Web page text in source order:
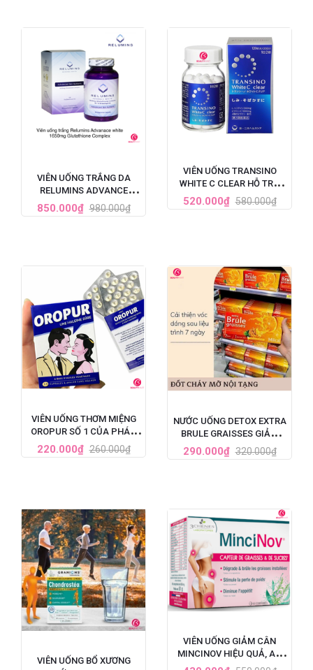
VIÊN UỐNG TRẮNG DA
RELUMINS ADVANCE
WHITE GLUTATHIONE
COMPLEX (1650MG X 90
850.000₫ 980.000₫
VIÊN UỐNG TRANSINO
WHITE C CLEAR HỖ TRỢ
TRẮNG DA CẢI THIỆN NÁM
120 VIÊN (MẪU MỚI NHẤT)
520.000₫ 580.000₫
VIÊN UỐNG THƠM MIỆNG
OROPUR SỐ 1 CỦA PHÁP,
ĐẶC TRỊ HÔI MIỆNG
220.000₫ 260.000₫
NƯỚC UỐNG DETOX EXTRA
BRULE GRAISSES GIẢM
CÂN VÀ GIẢM MỠ NỘI
TẠNG CỦA PHÁP - 7 ỐNG X
290.000₫ 320.000₫
VIÊN UỐNG BỔ XƯƠNG
VIÊN UỐNG GIẢM CÂN
MINCINOV HIỆU QUẢ, AN
TOÀN SỐ 1 TẠI PHÁP - HỘP